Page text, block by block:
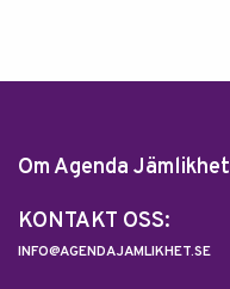
Om Agenda Jämlikhet
KONTAKT OSS:
INFO@AGENDAJAMLIKHET.SE